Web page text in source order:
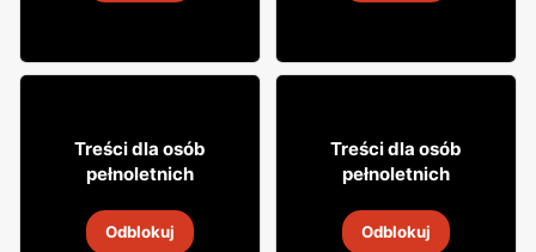
29 95
19 sie 2026
Treści dla osób
pełnoletnich
Odblokuj
9 99
19 sie 2026
Treści dla osób
pełnoletnich
Odblokuj